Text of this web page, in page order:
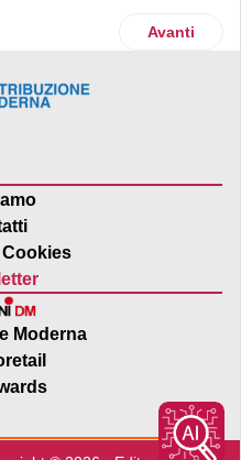
Articolo
Avanti
Cookies
Moderna